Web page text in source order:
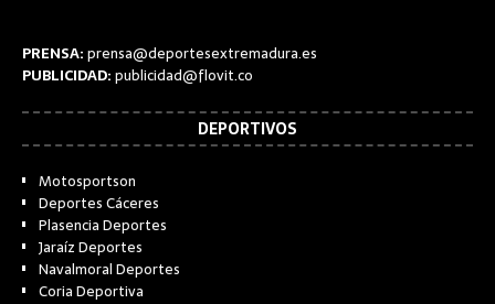
PRENSA:prensa@deportesextremadura.es
PUBLICIDAD:publicidad@flovit.co
DEPORTIVOS
Motosportson
Deportes Cáceres
Plasencia Deportes
Jaraíz Deportes
Navalmoral Deportes
Coria Deportiva